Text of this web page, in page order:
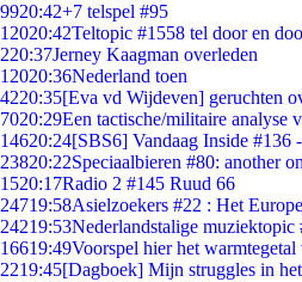
9920:42+7 telspel #95
12020:42Teltopic #1558 tel door en
220:37Jerney Kaagman overleden
12020:36Nederland toen
4220:35[Eva vd Wijdeven] geruchten
7020:29Een tactische/militaire analyse
14620:24[SBS6] Vandaag Inside #136
23820:22Speciaalbieren #80: another
1520:17Radio 2 #145 Ruud 66
24719:58Asielzoekers #22 : Het
24219:53Nederlandstalige muziektopic
16619:49Voorspel hier het warmtegetal
2219:45[Dagboek] Mijn struggles in